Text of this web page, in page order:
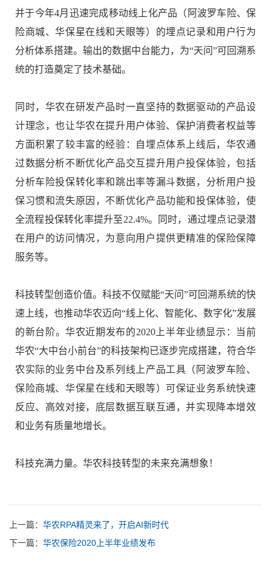
并于今年4月迅速完成移动线上化产品（阿波罗车险、保
险商城、华保星在线和天眼等）的埋点记录和用户行为
分析体系搭建。输出的数据中台能力，为“天问”可回溯系
统的打造奠定了技术基础。
同时，华农在研发产品时一直坚持的数据驱动的产品设
计理念，也让华农在提升用户体验、保护消费者权益等
方面积累了较丰富的经验：自埋点体系上线后，华农通
过数据分析不断优化产品交互提升用户投保体验，包括
分析车险投保转化率和跳出率等漏斗数据，分析用户投
保习惯和流失原因，不断优化产品功能和投保体验，使
全流程投保转化率提升至22.4%。同时，通过埋点记录潜
在用户的访问情况，为意向用户提供更精准的保险保障
服务等。
科技转型创造价值。科技不仅赋能“天问”可回溯系统的快
速上线，也推动华农迈向“线上化、智能化、数字化”发展
的新台阶。华农近期发布的2020上半年业绩显示：当前
华农“大中台小前台”的科技架构已逐步完成搭建，符合华
农实际的业务中台及系列线上产品工具（阿波罗车险、
保险商城、华保星在线和天眼等）可保证业务系统快速
反应、高效对接，底层数据互联互通，并实现降本增效
和业务有质量地增长。
科技充满力量。华农科技转型的未来充满想象！
上一篇： 华农RPA精灵来了，开启AI新时代
下一篇： 华农保险2020上半年业绩发布